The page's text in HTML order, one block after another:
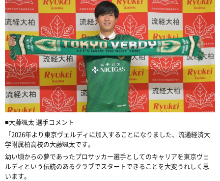
■大藤颯太 選手コメント
「2026年より東京ヴェルディに加入することになりました、流通経済大
学附属柏高校の大藤颯太です。
幼い頃からの夢であったプロサッカー選手としてのキャリアを東京ヴェ
ルディという伝統のあるクラブでスタートできることを大変うれしく思
います。